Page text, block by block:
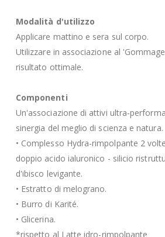
Modalità d'utilizzo
Applicare mattino e sera sul corpo.
Utilizzare in associazione al
risultato ottimale.
Componenti
Un'associazione di attivi ultra-
sinergia del meglio di scienza e natura.
• Complesso Hydra-rimpolpante 2
doppio acido ialuronico - silicio
d'ibisco levigante.
• Estratto di melograno.
• Burro di Karité.
• Glicerina.
*rispetto al Latte idro-rimpolpante